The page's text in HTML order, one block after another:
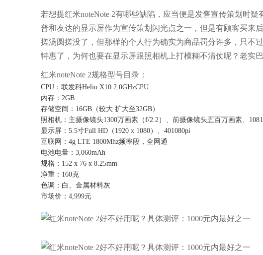
若想提红米noteNote 2有哪些缺陷，应当便是发售宣传策划时
普和友达的显示屏作为宣传策划闪光点之一，但是有顾客买来
搓汤圆搓没了，但那样的个人行为确实为商品罚分许多，只不
特惠了，为何也要在显示屏跟照相机上打模糊不清仗呢？老实
红米noteNote 2规格型号目录：
CPU：联发科Helio X10 2.0GHzCPU
內存：2GB
存储空间：16GB（较大 扩大至32GB）
照相机：主摄像镜头1300万画素（f/2.2）、前摄像镜头五百万画素、
显示屏：5.5寸Full HD（1920 x 1080）、401080pi
互联网：4g LTE 1800Mhz频率段，全网通
电池电量：3,060mAh
规格：152 x 76 x 8.25mm
净重：160克
色调：白、金属材料灰
市场价：4,999元